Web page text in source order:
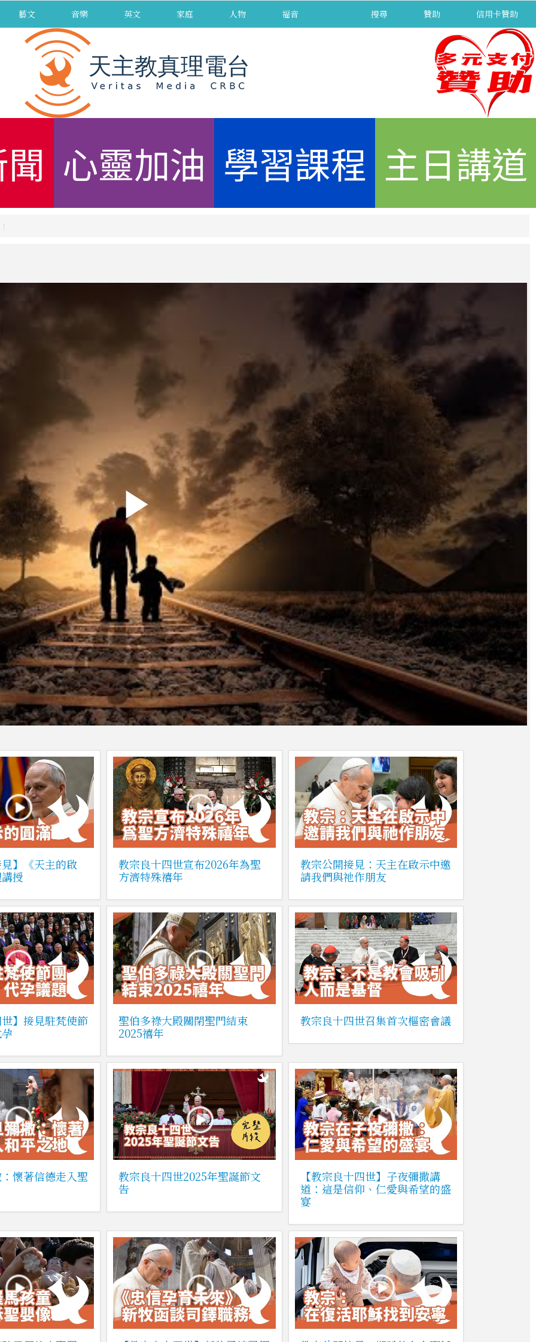
藝文 音樂 英文 家庭 人物 福音 搜尋 贊助 信用卡贊助
心靈加油 學習課程 主日講道
】《天主的啟
授
教宗良十四世宣布2026年為聖
方濟特殊禧年
教宗公開接見：天主在啟示中邀
請我們與祂作朋友
】接見駐梵使節
聖伯多祿大殿關閉聖門結束
2025禧年
教宗良十四世召集首次樞密會議
懷著信德走入聖
教宗良十四世2025年聖誕節文
告
【教宗良十四世】子夜彌撒講
道：這是信仰、仁愛與希望的盛
宴